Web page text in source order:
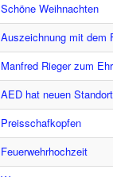
Schöne Weihnachten
Auszeichnung mit dem
Manfred Rieger zum
AED hat neuen
Preisschafkopfen
Feuerwehrhochzeit